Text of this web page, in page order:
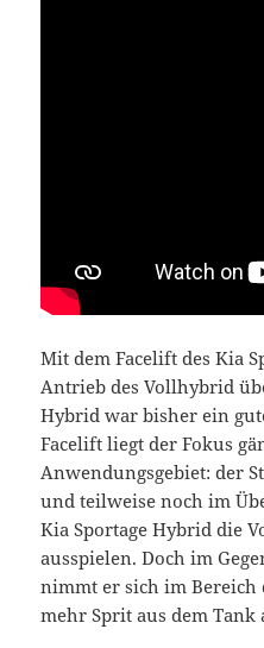
Mit dem Facelift des Kia
Antrieb des Vollhybrid
Hybrid war bisher ein
Facelift liegt der Fokus
Anwendungsgebiet: der
und teilweise noch im
Kia Sportage Hybrid die
ausspielen. Doch im
nimmt er sich im
mehr Sprit aus dem Tank